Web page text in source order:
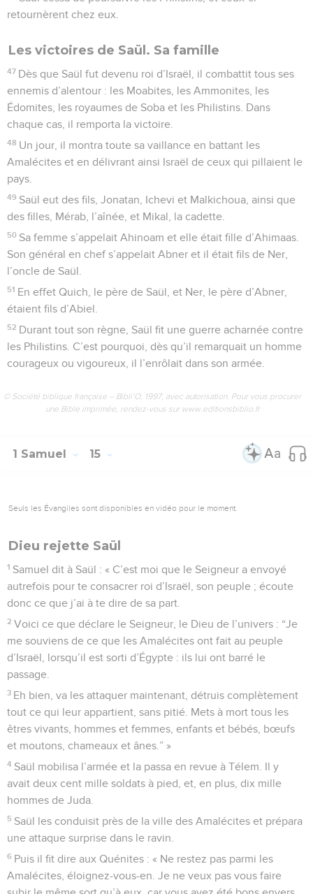
retournèrent chez eux.
Les victoires de Saül. Sa famille
47 Dès que Saül fut devenu roi d’Israël, il combattit tous ses
ennemis d’alentour : les Moabites, les Ammonites, les
Édomites, les royaumes de Soba et les Philistins. Dans
chaque cas, il remporta la victoire.
48 Un jour, il montra toute sa vaillance en battant les
Amalécites et en délivrant ainsi Israël de ceux qui pillaient le
pays.
49 Saül eut des fils, Jonatan, Ichevi et Malkichoua, ainsi que
des filles, Mérab, l’aînée, et Mikal, la cadette.
50 Sa femme s’appelait Ahinoam et elle était fille d’Ahimaas.
Son général en chef s’appelait Abner et il était fils de Ner,
l’oncle de Saül.
51 En effet Quich, le père de Saül, et Ner, le père d’Abner,
étaient fils d’Abiel.
52 Durant tout son règne, Saül fit une guerre acharnée contre
les Philistins. C’est pourquoi, dès qu’il remarquait un homme
courageux ou vigoureux, il l’enrôlait dans son armée.
© Société biblique française – Bibli’O, 1997, avec autorisation. Pour vous procurer
une Bible imprimée, rendez-vous sur www.editionsbiblio.fr
1 Samuel 15
Seuls les Évangiles sont disponibles en vidéo pour le moment.
Dieu rejette Saül
1 Samuel dit à Saül : « C’est moi que le Seigneur a envoyé
autrefois pour te consacrer roi d’Israël, son peuple ; écoute
donc ce que j’ai à te dire de sa part.
2 Voici ce que déclare le Seigneur, le Dieu de l’univers : “Je
me souviens de ce que les Amalécites ont fait au peuple
d’Israël, lorsqu’il est sorti d’Égypte : ils lui ont barré le
passage.
3 Eh bien, va les attaquer maintenant, détruis complètement
tout ce qui leur appartient, sans pitié. Mets à mort tous les
êtres vivants, hommes et femmes, enfants et bébés, bœufs
et moutons, chameaux et ânes.” »
4 Saül mobilisa l’armée et la passa en revue à Télem. Il y
avait deux cent mille soldats à pied, et, en plus, dix mille
hommes de Juda.
5 Saül les conduisit près de la ville des Amalécites et prépara
une attaque surprise dans le ravin.
6 Puis il fit dire aux Quénites : « Ne restez pas parmi les
Amalécites, éloignez-vous-en. Je ne veux pas vous faire